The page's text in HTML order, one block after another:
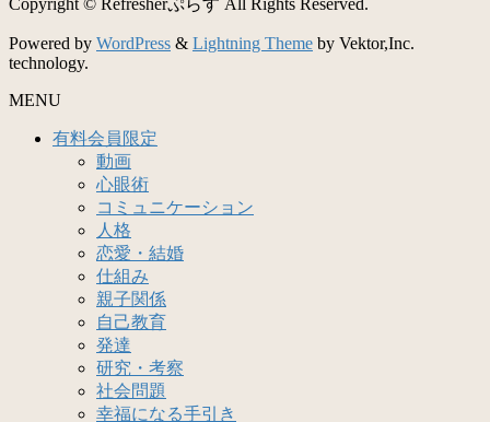
Powered by WordPress & Lightning Theme by Vektor,Inc.
technology.
MENU
有料会員限定
動画
心眼術
コミュニケーション
人格
恋愛・結婚
仕組み
親子関係
自己教育
発達
研究・考察
社会問題
幸福になる手引き